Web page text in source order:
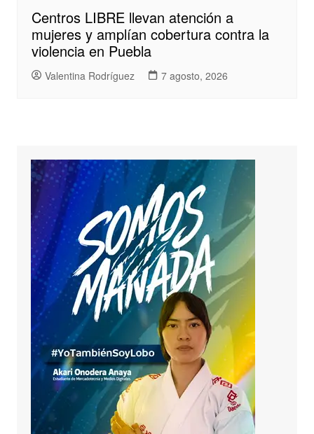
Centros LIBRE llevan atención a
mujeres y amplían cobertura contra la
violencia en Puebla
Valentina Rodríguez 7 agosto, 2026